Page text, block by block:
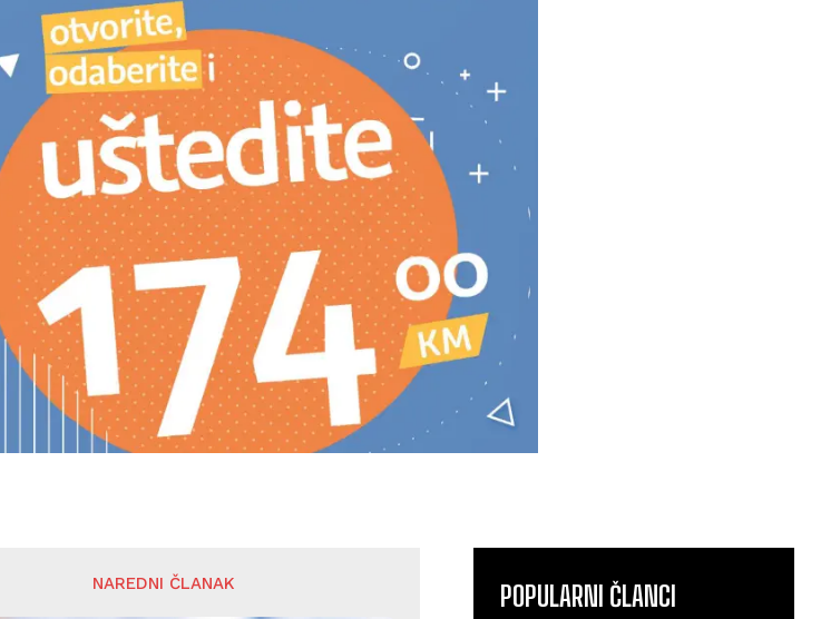
NAREDNI ČLANAK POPULARNI ČLANCI